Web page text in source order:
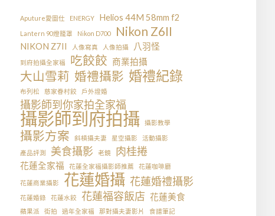
Aputure愛圖仕 ENERGY Helios 44M 58mm f2
Lantern 90燈籠罩 Nikon D700 Nikon Z6II
NIKON Z7II 人像寫真 人像拍攝 八羽怪
到府拍攝全家福 吃餃餃 商業拍攝
大山雪莉 婚禮攝影 婚禮紀錄
布列松 慈家眷村餃 戶外證婚
攝影師到你家拍全家福
攝影師到府拍攝 攝影教學
攝影方案 斜槓攝夫妻 星空攝影
活動攝影
產品評測
美食攝影 老鏡 肉桂捲
花蓮全家福 花蓮全家福攝影師推薦 花蓮咖啡廳
花蓮商業攝影 花蓮婚攝 花蓮婚禮攝影
花蓮婚錄 花蓮水餃 花蓮福容飯店 花蓮美食
蘋果派 街拍 過年全家福 那對攝夫妻影片 食譜筆記